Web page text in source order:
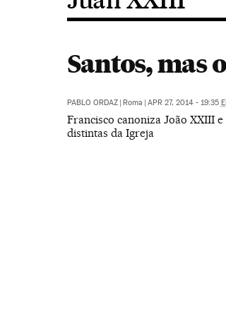
Santos, mas
PABLO ORDAZ | Roma | APR 27, 2014 - 19:35
Francisco canoniza João XXIII
distintas da Igreja